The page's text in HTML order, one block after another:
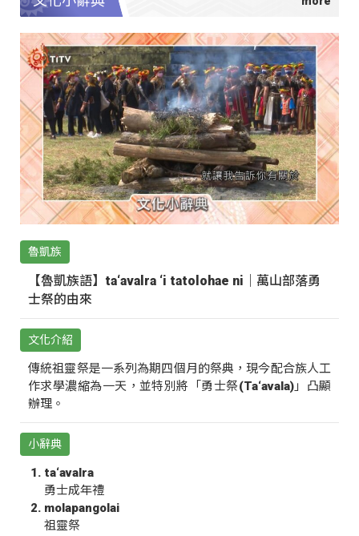
魯凱族
【魯凱族語】ta‘avalra ‘i tatolohae ni｜萬山部落勇
士祭的由來
文化介紹
傳統祖靈祭是一系列為期四個月的祭典，現今配合族人工
作求學濃縮為一天，並特別將「勇士祭(Ta‘avala)」凸顯
辦理。
小辭典
ta‘avalra
勇士成年禮
molapangolai
祖靈祭